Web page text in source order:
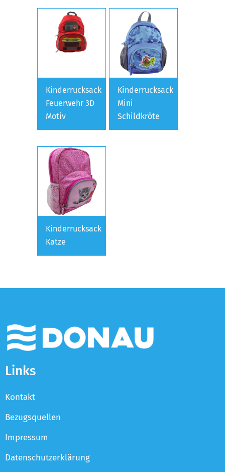
Kinderrucksack
Feuerwehr 3D
Motiv
Kinderrucksack
Mini
Schildkröte
Kinderrucksack
Katze
Links
Kontakt
Bezugsquellen
Impressum
Datenschutzerklärung